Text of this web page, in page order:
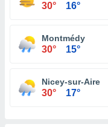
30° 16°
Montmédy
30° 15°
Nicey-sur-Aire
30° 17°